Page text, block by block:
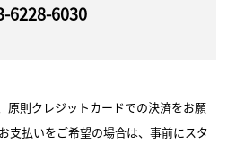
6228-6030
則クレジットカードでの決済をお願
支払いをご希望の場合は、事前にスタ